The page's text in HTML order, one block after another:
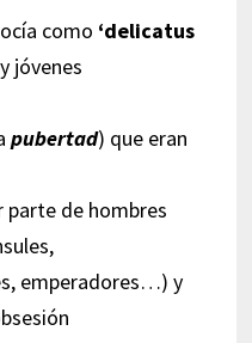
como ‘delicatus
jóvenes
pubertad) que eran
parte de hombres
emperadores…) y